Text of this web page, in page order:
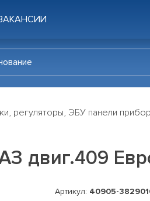
регуляторы, ЭБУ панели
двиг.409
Артикул: 40905-